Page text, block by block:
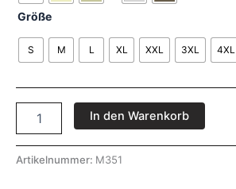
Größe
S M L XL XXL 3XL 4XL
In den Warenkorb
Artikelnummer: M351